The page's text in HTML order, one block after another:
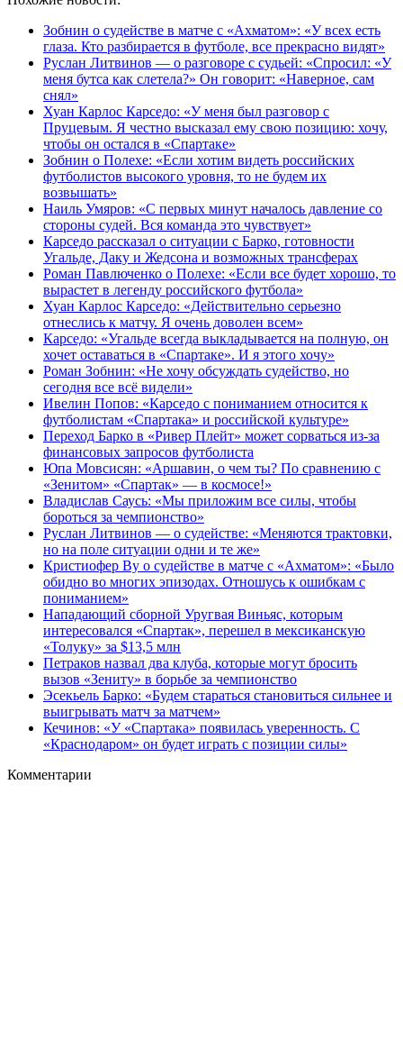
Зобнин о судействе в матче с «Ахматом»: «У всех есть
глаза. Кто разбирается в футболе, все прекрасно видят»
Руслан Литвинов — о разговоре с судьей: «Спросил: «У
меня бутса как слетела?» Он говорит: «Наверное, сам
снял»
Хуан Карлос Карседо: «У меня был разговор с
Пруцевым. Я честно высказал ему свою позицию: хочу,
чтобы он остался в «Спартаке»
Зобнин о Полехе: «Если хотим видеть российских
футболистов высокого уровня, то не будем их
возвышать»
Наиль Умяров: «С первых минут началось давление со
стороны судей. Вся команда это чувствует»
Карседо рассказал о ситуации с Барко, готовности
Угальде, Даку и Жедсона и возможных трансферах
Роман Павлюченко о Полехе: «Если все будет хорошо, то
вырастет в легенду российского футбола»
Хуан Карлос Карседо: «Действительно серьезно
отнеслись к матчу. Я очень доволен всем»
Карседо: «Угальде всегда выкладывается на полную, он
хочет оставаться в «Спартаке». И я этого хочу»
Роман Зобнин: «Не хочу обсуждать судейство, но
сегодня все всё видели»
Ивелин Попов: «Карседо с пониманием относится к
футболистам «Спартака» и российской культуре»
Переход Барко в «Ривер Плейт» может сорваться из‑за
финансовых запросов футболиста
Юпа Мовсисян: «Аршавин, о чем ты? По сравнению с
«Зенитом» «Спартак» — в космосе!»
Владислав Саусь: «Мы приложим все силы, чтобы
бороться за чемпионство»
Руслан Литвинов — о судействе: «Меняются трактовки,
но на поле ситуации одни и те же»
Кристиофер Ву о судействе в матче с «Ахматом»: «Было
обидно во многих эпизодах. Отношусь к ошибкам с
пониманием»
Нападающий сборной Уругвая Виньяс, которым
интересовался «Спартак», перешел в мексиканскую
«Толуку» за $13,5 млн
Петраков назвал два клуба, которые могут бросить
вызов «Зениту» в борьбе за чемпионство
Эсекьель Барко: «Будем стараться становиться сильнее и
выигрывать матч за матчем»
Кечинов: «У «Спартака» появилась уверенность. С
«Краснодаром» он будет играть с позиции силы»
Комментарии